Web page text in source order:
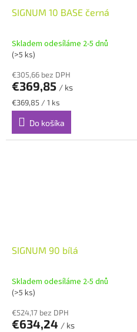
SIGNUM 10 BASE černá
Skladem odesíláme 2-5 dnů
(>5 ks)
€305,66 bez DPH
€369,85 / ks
Jednotková
cena:
€369,85 / 1 ks
Do košíka
SIGNUM 90 bílá
Skladem odesíláme 2-5 dnů
(>5 ks)
€524,17 bez DPH
€634,24 / ks